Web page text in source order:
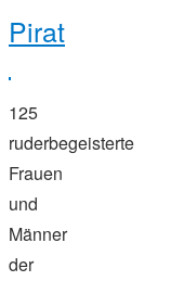
Pirat
125
ruderbegeisterte
Frauen
und
Männer
der